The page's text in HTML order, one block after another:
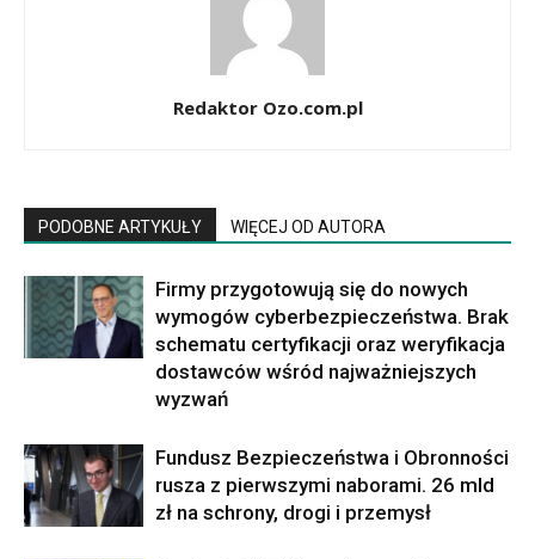
Redaktor Ozo.com.pl
PODOBNE ARTYKUŁY WIĘCEJ OD AUTORA
Firmy przygotowują się do nowych
wymogów cyberbezpieczeństwa. Brak
schematu certyfikacji oraz weryfikacja
dostawców wśród najważniejszych
wyzwań
Fundusz Bezpieczeństwa i Obronności
rusza z pierwszymi naborami. 26 mld
zł na schrony, drogi i przemysł